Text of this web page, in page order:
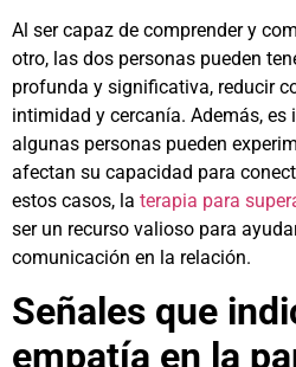
Al ser capaz de comprender y
otro, las dos personas pueden
profunda y significativa, reducir
intimidad y cercanía. Además, es
algunas personas pueden
afectan su capacidad para
estos casos, la terapia para
ser un recurso valioso para
comunicación en la relación.
Señales que
empatía en la